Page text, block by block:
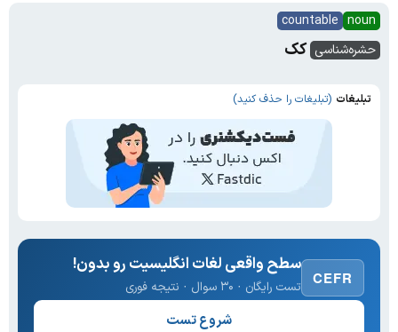
noun
countable
حشره‌شناسی کک
تبلیغات (تبلیغات را حذف کنید)
CEFR
سطح واقعی لغات انگلیسیت رو بدون!
تست رایگان · ۳۰ سوال · نتیجه فوری
شروع تست